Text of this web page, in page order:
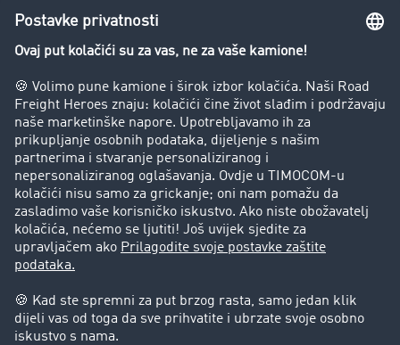
Zabrana vožnje za kamione
Poduzeće
Priče o uspjehu
Stranke preporučuju stranku
Pravna pitanja
Impresum
Zaštita podataka